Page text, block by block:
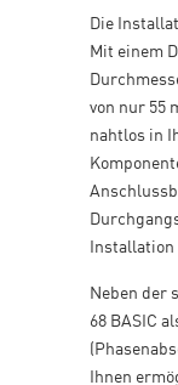
Die
Mit einem
von nur 55
nahtlos in
Installation
Neben der
68 BASIC
Ihnen